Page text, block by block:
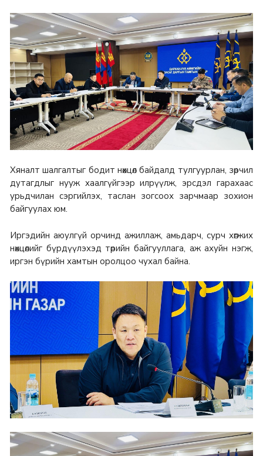
Хяналт шалгалтыг бодит нөхцөл байдалд тулгуурлан, зөрчил
дутагдлыг нууж хаалгүйгээр илрүүлж, эрсдэл гарахаас
урьдчилан сэргийлэх, таслан зогсоох зарчмаар зохион
байгуулах юм.
Иргэдийн аюулгүй орчинд ажиллаж, амьдарч, сурч хөгжих
нөхцөлийг бүрдүүлэхэд төрийн байгууллага, аж ахуйн нэгж,
иргэн бүрийн хамтын оролцоо чухал байна.